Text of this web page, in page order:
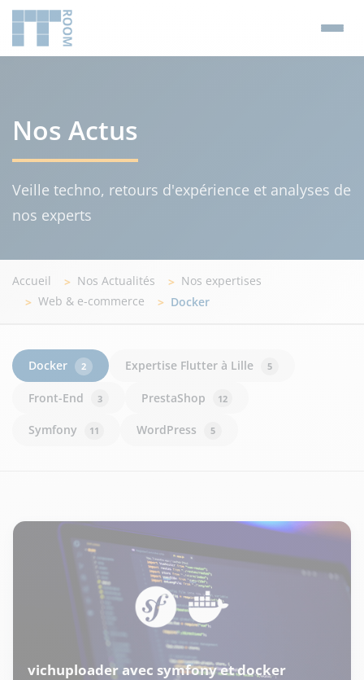
Nos Actus
Veille techno, retours d'expérience et analyses de
nos experts
Accueil Nos Actualités
Nos expertises
Web & e-commerce
Docker
Docker 2 Expertise Flutter à Lille 5
Front-End 3 PrestaShop 12
Symfony 11 WordPress 5
vichuploader avec symfony et docker